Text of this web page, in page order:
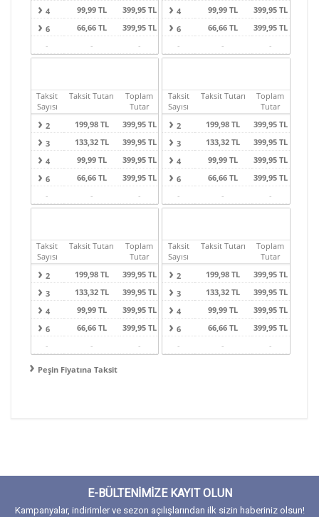
4
6
-
99,99 TL
66,66 TL
-
399,95 TL
399,95 TL
-
4
6
-
99,99 TL
66,66 TL
-
399,95 TL
399,95 TL
-
Taksit
Sayısı
2
3
4
6
-
Taksit Tutarı
199,98 TL
133,32 TL
99,99 TL
66,66 TL
-
Toplam
Tutar
399,95 TL
399,95 TL
399,95 TL
399,95 TL
-
Taksit
Sayısı
2
3
4
6
-
Taksit Tutarı
199,98 TL
133,32 TL
99,99 TL
66,66 TL
-
Toplam
Tutar
399,95 TL
399,95 TL
399,95 TL
399,95 TL
-
Taksit
Sayısı
2
3
4
6
-
Taksit Tutarı
199,98 TL
133,32 TL
99,99 TL
66,66 TL
-
Toplam
Tutar
399,95 TL
399,95 TL
399,95 TL
399,95 TL
-
Taksit
Sayısı
2
3
4
6
-
Taksit Tutarı
199,98 TL
133,32 TL
99,99 TL
66,66 TL
-
Toplam
Tutar
399,95 TL
399,95 TL
399,95 TL
399,95 TL
-
Peşin Fiyatına Taksit
E-BÜLTENİMİZE KAYIT OLUN
Kampanyalar, indirimler ve sezon açılışlarından ilk sizin haberiniz olsun!